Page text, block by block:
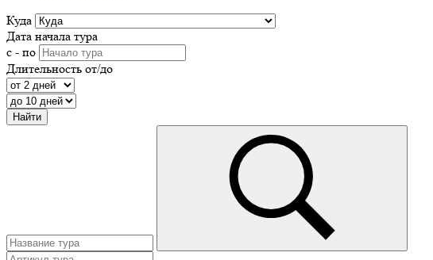
Куда
Дата начала тура
с - по
Длительность от/до